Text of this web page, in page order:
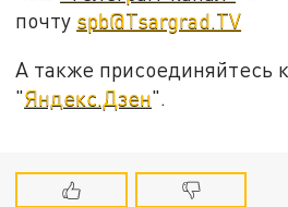
почту spb@Tsargrad.TV
А также присоединяйтесь
"Яндекс.Дзен".